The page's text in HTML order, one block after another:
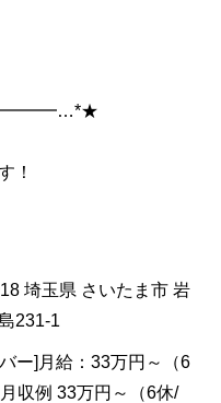
！
埼玉県 さいたま市 岩
231-1
ー]月給：33万円～（6
収例 33万円～（6休/